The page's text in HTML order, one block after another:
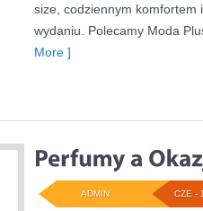
size, codziennym komfortem
wydaniu. Polecamy Moda
More ]
CZE -
ADMIN